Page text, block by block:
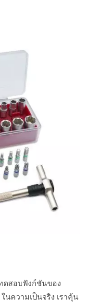
ดสอบฟังก์ชันของ
ความเป็นจริง เราคุ้น